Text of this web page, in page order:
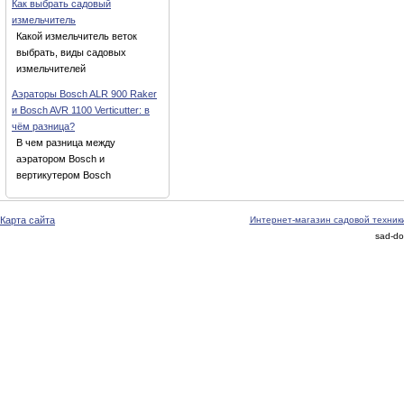
Как выбрать садовый
измельчитель
Какой измельчитель веток
выбрать, виды садовых
измельчителей
Аэраторы Bosch ALR 900 Raker
и Bosch AVR 1100 Verticutter: в
чём разница?
В чем разница между
аэратором Bosch и
вертикутером Bosch
Карта сайта
Интернет-магазин садовой
sad-